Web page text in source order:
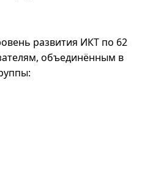
развития ИКТ по 62
объединённым в